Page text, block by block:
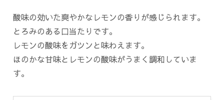
酸味の効いた爽やかなレモンの香りが感じられます。
とろみのある口当たりです。
レモンの酸味をガツンと味わえます。
ほのかな甘味とレモンの酸味がうまく調和していま
す。